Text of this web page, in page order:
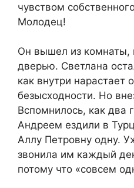
чувством
Молодец!
Он вышел из комнаты,
дверью. Светлана
как внутри нарастает
безысходности. Но
Вспомнилось, как два
Андреем ездили в
Аллу Петровну одну.
звонила им каждый
потому что «совсем